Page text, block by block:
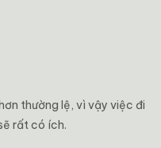
thường lệ, vì vậy việc đi
rất có ích.